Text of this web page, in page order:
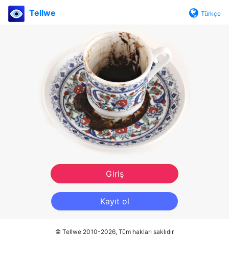
Tellwe Türkçe
Giriş
Kayıt ol
© Tellwe 2010-2026, Tüm hakları saklıdır